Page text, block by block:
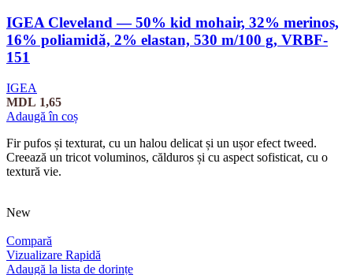
IGEA Cleveland — 50% kid mohair, 32% merinos,
16% poliamidă, 2% elastan, 530 m/100 g, VRBF-
151
IGEA
MDL 1,65
Adaugă în coș
Fir pufos și texturat, cu un halou delicat și un ușor efect tweed.
Creează un tricot voluminos, călduros și cu aspect sofisticat, cu o
textură vie.
New
Compară
Vizualizare Rapidă
Adaugă la lista de dorințe